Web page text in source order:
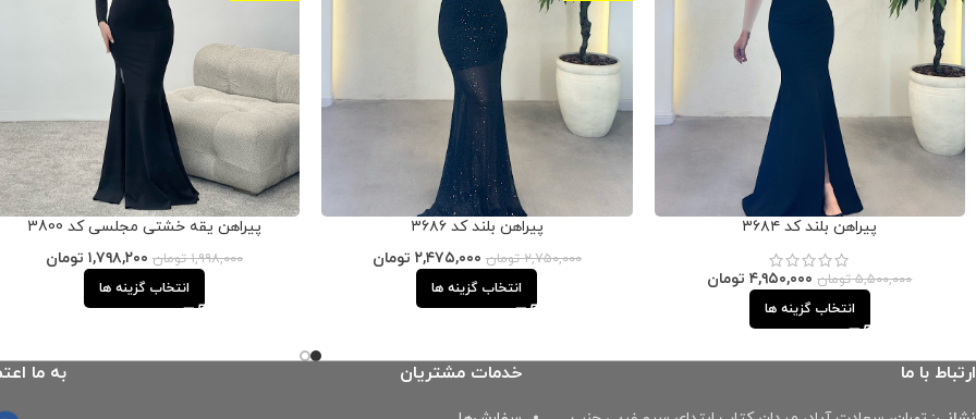
پیراهن بلند کد ۳۶۸۴
۵,۵۰۰,۰۰۰ تومان ۴,۹۵۰,۰۰۰ تومان
انتخاب گزینه ها
پیراهن بلند کد ۳۶۸۶
۲,۷۵۰,۰۰۰ تومان ۲,۴۷۵,۰۰۰ تومان
انتخاب گزینه ها
پیراهن یقه خشتی مجلسی کد 3800
۱,۹۹۸,۰۰۰ تومان ۱,۷۹۸,۲۰۰ تومان
انتخاب گزینه ها
ارتباط با ما خدمات مشتریان به ما